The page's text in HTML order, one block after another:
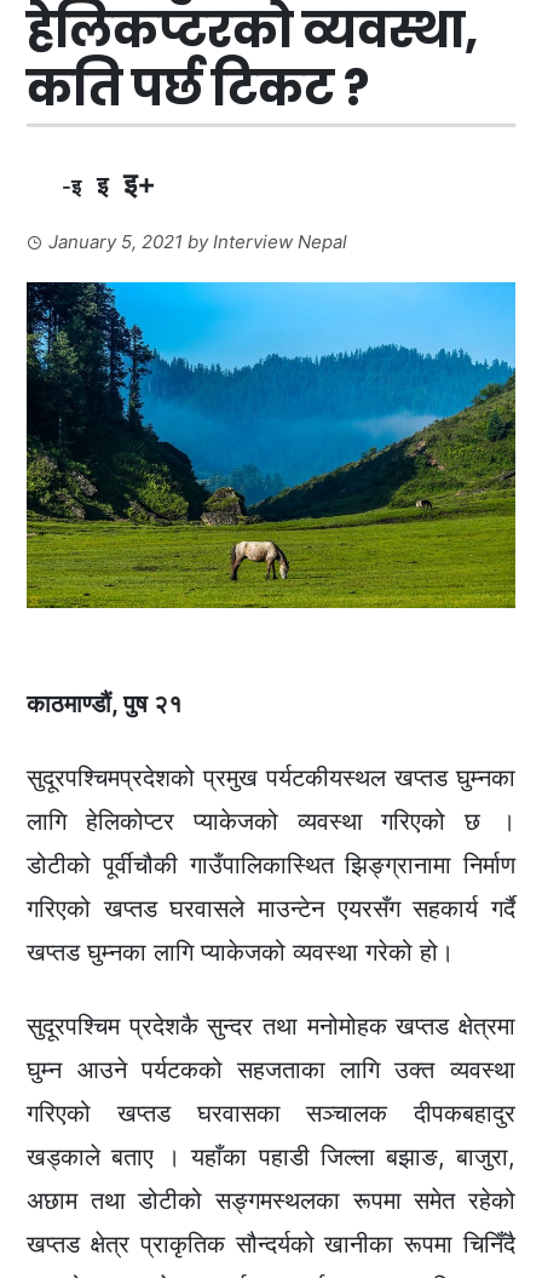
हेलिकप्टरको व्यवस्था,
कति पर्छ टिकट ?
-इ इ इ+
January 5, 2021 byInterview Nepal
काठमाण्डौं, पुष २१
सुदूरपश्चिमप्रदेशको प्रमुख पर्यटकीयस्थल खप्तड घुम्नका
लागि हेलिकोप्टर प्याकेजको व्यवस्था गरिएको छ ।
डोटीको पूर्वीचौकी गाउँपालिकास्थित झिङ्ग्रानामा निर्माण
गरिएको खप्तड घरवासले माउन्टेन एयरसँग सहकार्य गर्दै
खप्तड घुम्नका लागि प्याकेजको व्यवस्था गरेको हो।
सुदूरपश्चिम प्रदेशकै सुन्दर तथा मनोमोहक खप्तड क्षेत्रमा
घुम्न आउने पर्यटकको सहजताका लागि उक्त व्यवस्था
गरिएको खप्तड घरवासका सञ्चालक दीपकबहादुर
खड्काले बताए । यहाँका पहाडी जिल्ला बझाङ, बाजुरा,
अछाम तथा डोटीको सङ्गमस्थलका रूपमा समेत रहेको
खप्तड क्षेत्र प्राकृतिक सौन्दर्यको खानीका रूपमा चिनिँदै